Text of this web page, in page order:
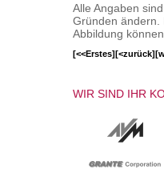
Alle Angaben
Gründen ändern.
Abbildung
[<<Erstes][<zurück]
WIR SIND IHR